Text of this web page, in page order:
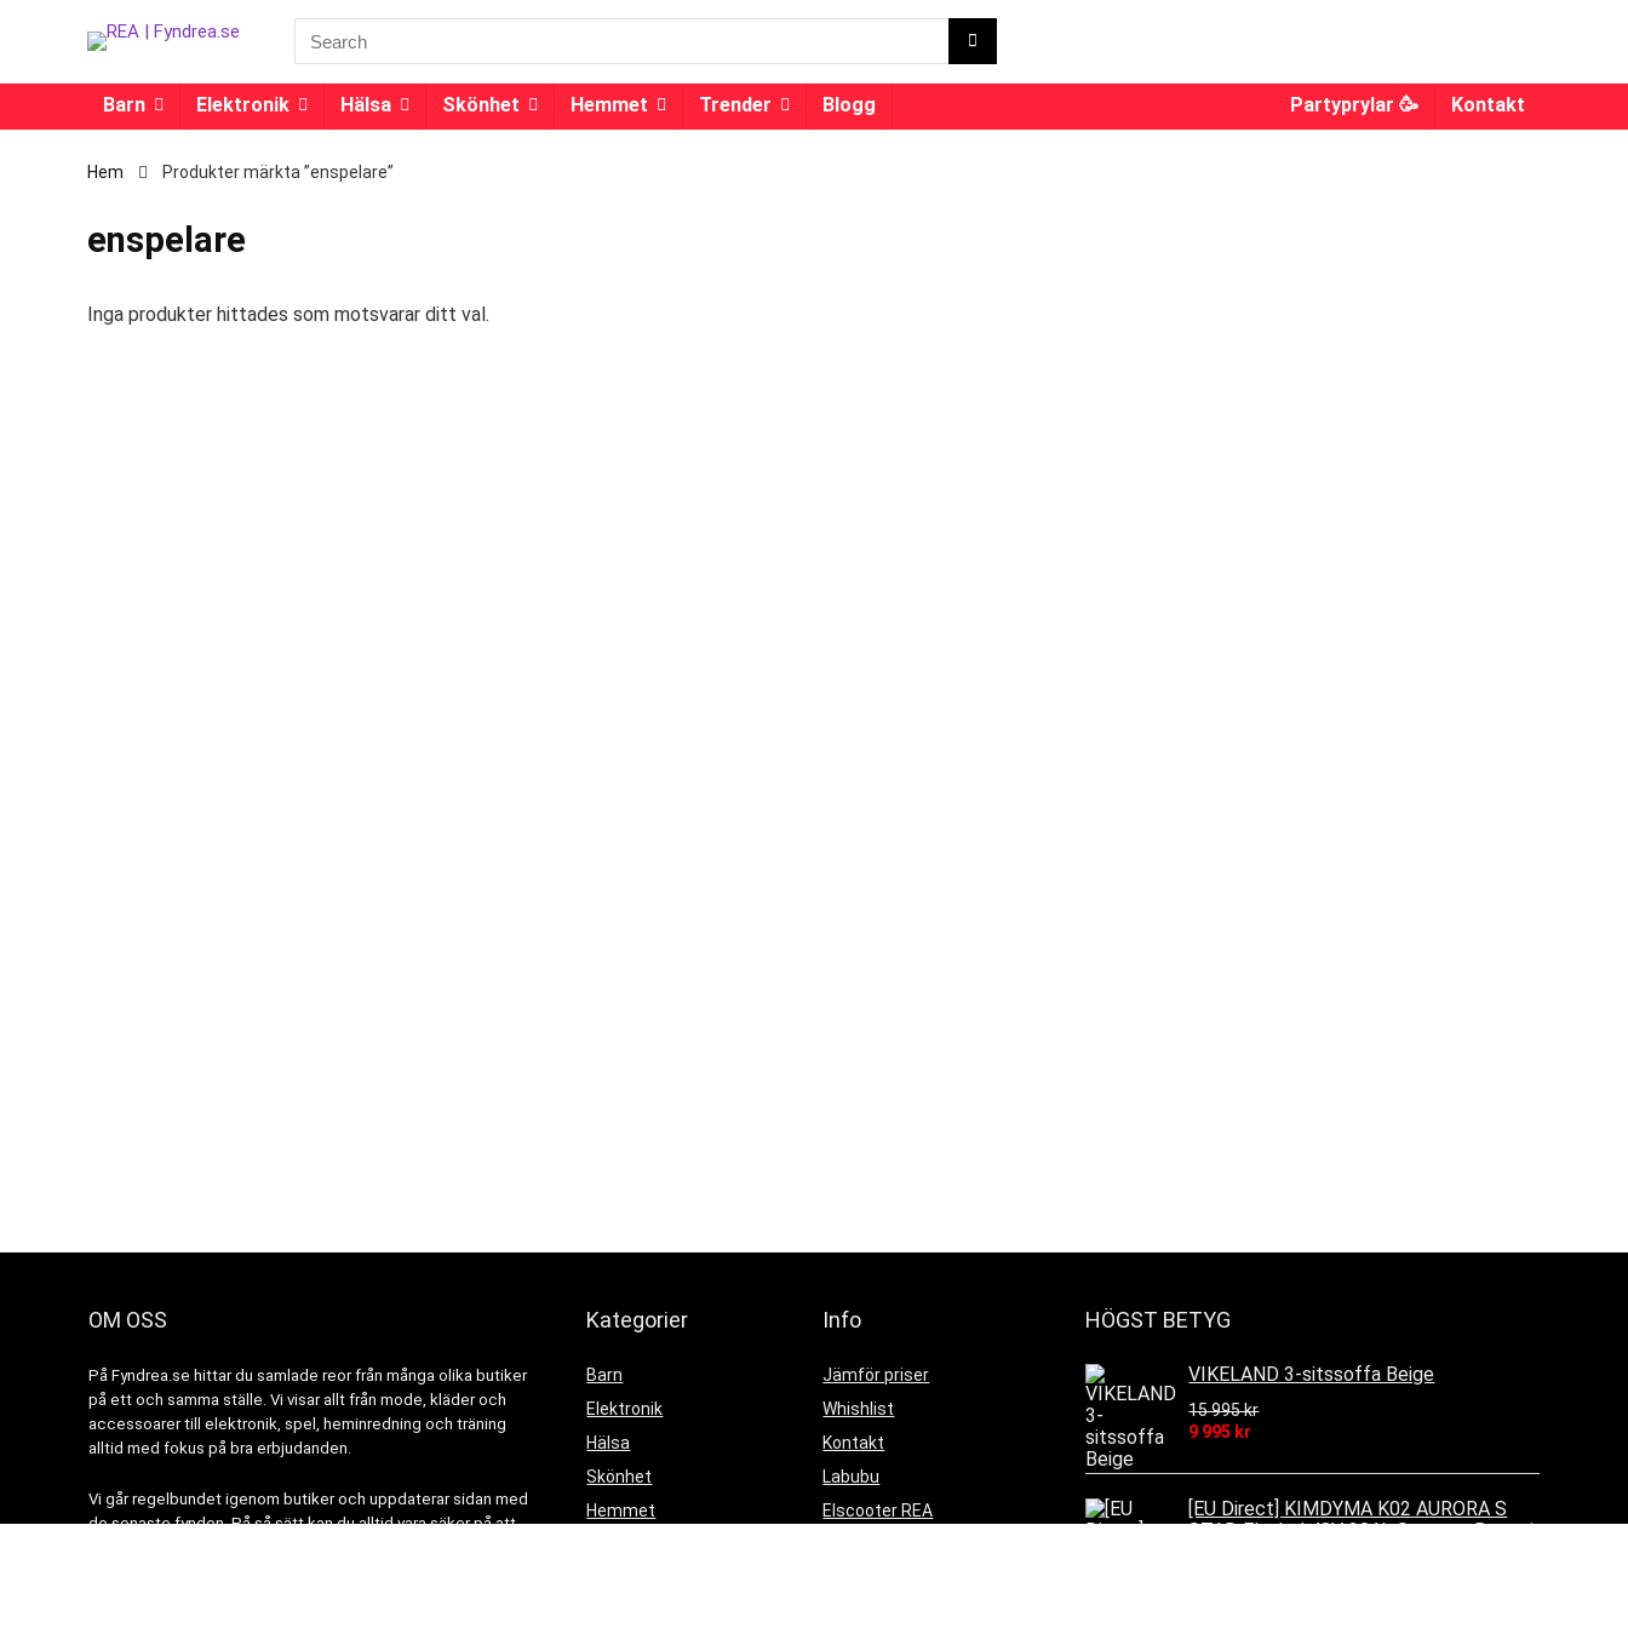
Barn Elektronik Hälsa Skönhet Hemmet Trender Blogg Partyprylar 🥳 Kontakt
Hem Produkter märkta ”enspelare”
enspelare
Inga produkter hittades som motsvarar ditt val.
OM OSS
På Fyndrea.se hittar du samlade reor från många olika butiker
på ett och samma ställe. Vi visar allt från mode, kläder och
accessoarer till elektronik, spel, heminredning och träning
alltid med fokus på bra erbjudanden.
Vi går regelbundet igenom butiker och uppdaterar sidan med
de senaste fynden. På så sätt kan du alltid vara säker på att
Kategorier
Barn
Elektronik
Hälsa
Skönhet
Hemmet
Info
Jämför priser
Whishlist
Kontakt
Labubu
Elscooter REA
HÖGST BETYG
VIKELAND 3-sitssoffa Beige
15 995kr
9 995 kr
[EU Direct] KIMDYMA K02 AURORA S
STAD Elcykel 48V 20Ah SamsungBatteri